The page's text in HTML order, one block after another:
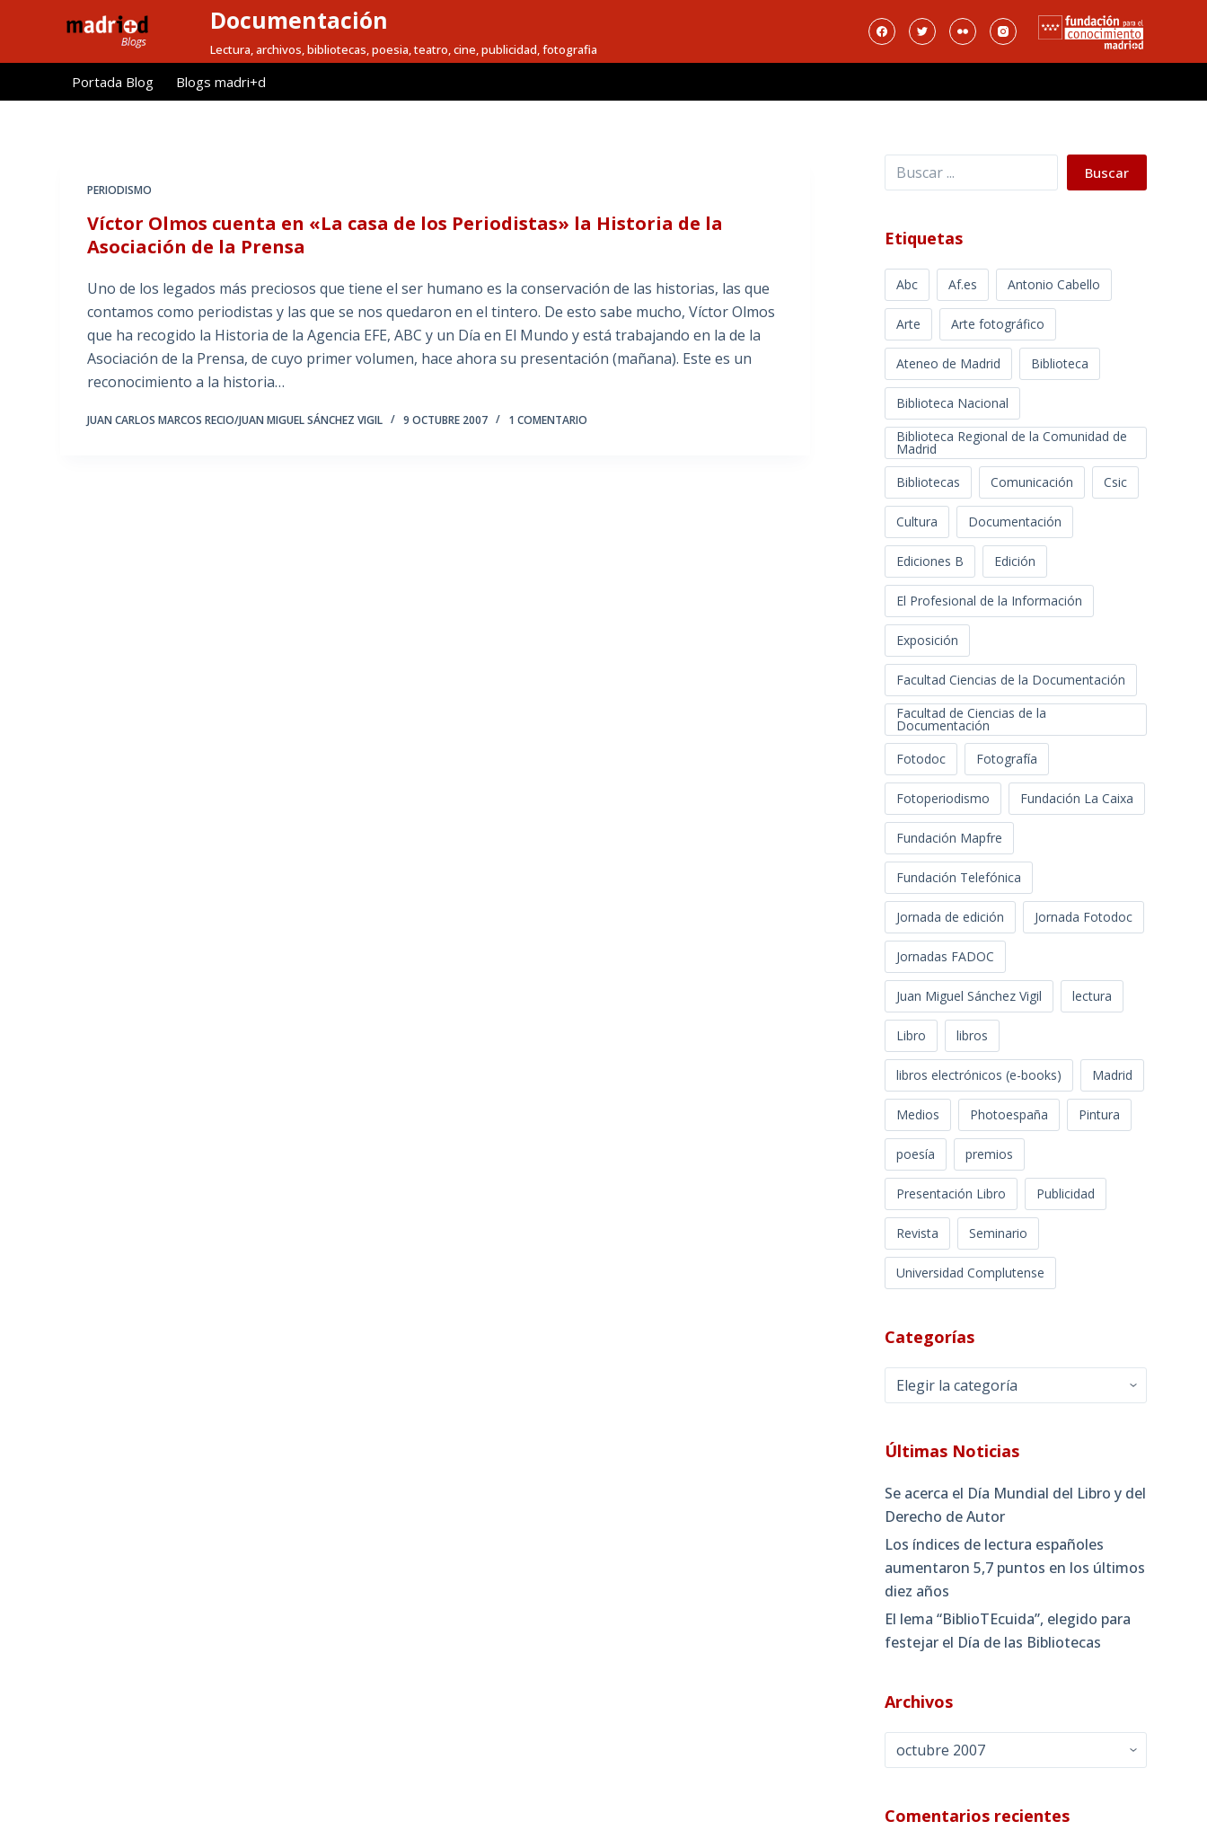
l
Documentación
Lectura, archivos, bibliotecas, poesia, teatro, cine, publicidad, fotografia
Portada Blog Blogs madri+d
PERIODISMO
Víctor Olmos cuenta en «La casa de los Periodistas» la Historia de la
Asociación de la Prensa
Uno de los legados más preciosos que tiene el ser humano es la conservación de las historias, las que
contamos como periodistas y las que se nos quedaron en el tintero. De esto sabe mucho, Víctor Olmos
que ha recogido la Historia de la Agencia EFE, ABC y un Día en El Mundo y está trabajando en la de la
Asociación de la Prensa, de cuyo primer volumen, hace ahora su presentación (mañana). Este es un
reconocimiento a la historia…
JUAN CARLOS MARCOS RECIO/JUAN MIGUEL SÁNCHEZ VIGIL 9 OCTUBRE 2007 1 COMENTARIO
Buscar Buscar
Etiquetas
Abc Af.es Antonio Cabello
Arte Arte fotográfico
Ateneo de Madrid Biblioteca
Biblioteca Nacional
Biblioteca Regional de la Comunidad de
Madrid
Bibliotecas
Comunicación Csic
Cultura Documentación
Ediciones B Edición
El Profesional de la Información
Exposición
Facultad Ciencias de la Documentación
Facultad de Ciencias de la
Documentación
Fotodoc
Fotografía
Fotoperiodismo Fundación La Caixa
Fundación Mapfre
Fundación Telefónica
Jornada de edición Jornada Fotodoc
Jornadas FADOC
Juan Miguel Sánchez Vigil lectura
Libro libros
libros electrónicos (e-books) Madrid
Medios Photoespaña Pintura
poesía premios
Presentación Libro Publicidad
Revista Seminario
Universidad Complutense
Categorías
Categorías
Últimas Noticias
Se acerca el Día Mundial del Libro y del
Derecho de Autor
Los índices de lectura españoles
aumentaron 5,7 puntos en los últimos
diez años
El lema “BiblioTEcuida”, elegido para
festejar el Día de las Bibliotecas
Archivos
Archivos
Comentarios recientes